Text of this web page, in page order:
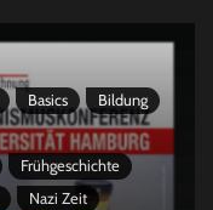
Basics
Bildung
Frühgeschichte
Nazi Zeit